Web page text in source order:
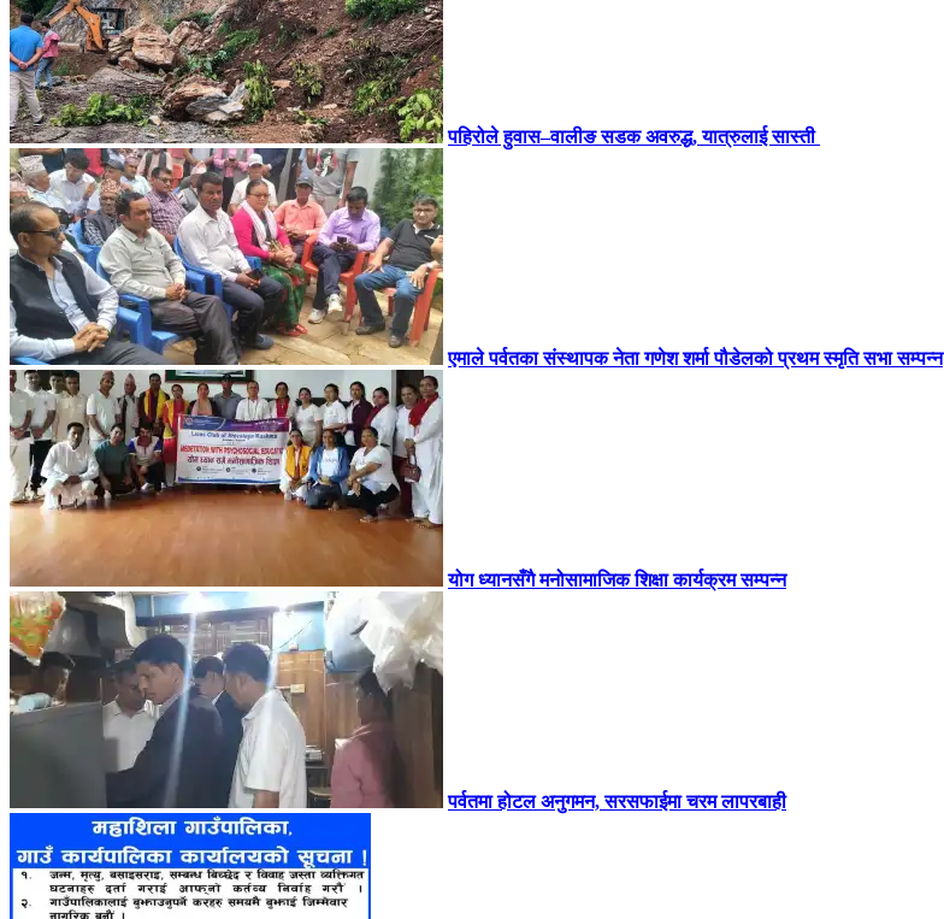
पहिरोले हुवास–वालीङ सडक अवरुद्ध, यात्रुलाई सास्ती
एमाले पर्वतका संस्थापक नेता गणेश शर्मा पौडेलको प्रथम स्मृति सभा सम्पन्न
योग ध्यानसँगै मनोसामाजिक शिक्षा कार्यक्रम सम्पन्न
पर्वतमा होटल अनुगमन, सरसफाईमा चरम लापरबाही